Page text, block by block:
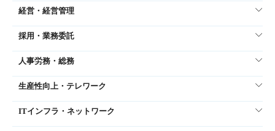
経営・経営管理
採用・業務委託
人事労務・総務
生産性向上・テレワーク
ITインフラ・ネットワーク